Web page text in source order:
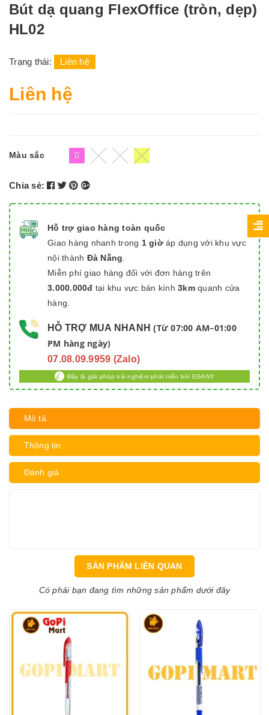
Bút dạ quang FlexOffice (tròn, dẹp)
HL02
Trạng thái: Liên hệ
Liên hệ
Màu sắc
Chia sẻ:
Hỗ trợ giao hàng toàn quốc
Giao hàng nhanh trong 1 giờáp dụng với khu vực
nội thành Đà Nẵng
Miễn phí giao hàng đối với đơn hàng trên
3.000.000đ tại khu vực bán kính 3kmquanh cửa
hàng.
HỖ TRỢ MUA NHANH (Từ 07:00 AM–01:00
PM hàng ngày)
07.08.09.9959 (Zalo)
Đây là giải pháp trải nghiệm phát triển bởi EGANY
Mô tả
Thông tin
Đánh giá
SẢN PHẨM LIÊN QUAN
Có phải bạn đang tìm những sản phẩm dưới đây